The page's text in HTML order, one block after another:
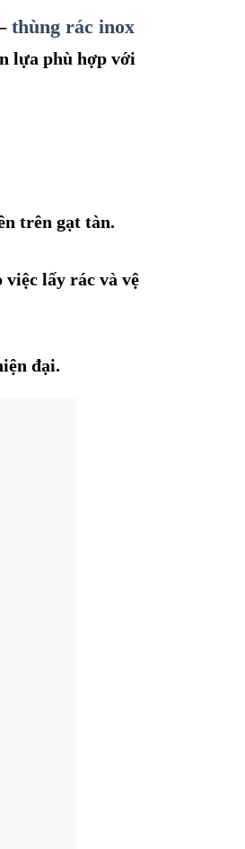
thùng rác inox
lựa phù hợp với
trên gạt tàn.
việc lấy rác và vệ
đại.